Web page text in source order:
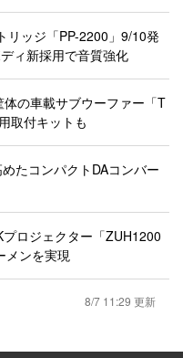
リッジ「PP-2200」9/10発
ィ新採用で音質強化
の車載サブウーファー「T
取付キットも
たコンパクトDAコンバー
ロジェクター「ZUH1200
メンを実現
8/7 11:29 更新